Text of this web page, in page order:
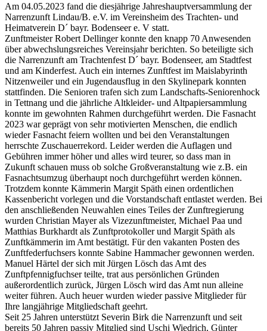
Am 04.05.2023 fand die diesjährige Jahreshauptversammlung der
Narrenzunft Lindau/B. e.V. im Vereinsheim des Trachten- und
Heimatverein D´ bayr. Bodenseer e. V statt.
Zunftmeister Robert Dellinger konnte den knapp 70 Anwesenden
über abwechslungsreiches Vereinsjahr berichten. So beteiligte sich
die Narrenzunft am Trachtenfest D´ bayr. Bodenseer, am Stadtfest
und am Kinderfest. Auch ein internes Zunftfest im Maislabyrinth
Nitzenweiler und ein Jugendausflug in den Skylinepark konnten
stattfinden. Die Senioren trafen sich zum Landschafts-Seniorenhock
in Tettnang und die jährliche Altkleider- und Altpapiersammlung
konnte im gewohnten Rahmen durchgeführt werden. Die Fasnacht
2023 war geprägt von sehr motivierten Menschen, die endlich
wieder Fasnacht feiern wollten und bei den Veranstaltungen
herrschte Zuschauerrekord. Leider werden die Auflagen und
Gebühren immer höher und alles wird teurer, so dass man in
Zukunft schauen muss ob solche Großveranstaltung wie z.B. ein
Fasnachtsumzug überhaupt noch durchgeführt werden können.
Trotzdem konnte Kämmerin Margit Späth einen ordentlichen
Kassenbericht vorlegen und die Vorstandschaft entlastet werden. Bei
den anschließenden Neuwahlen eines Teiles der Zunftregierung
wurden Christian Mayer als Vizezunftmeister, Michael Paa und
Matthias Burkhardt als Zunftprotokoller und Margit Späth als
Zunftkämmerin im Amt bestätigt. Für den vakanten Posten des
Zunftfederfuchsers konnte Sabine Hammacher gewonnen werden.
Manuel Härtel der sich mit Jürgen Lösch das Amt des
Zunftpfennigfuchser teilte, trat aus persönlichen Gründen
außerordentlich zurück, Jürgen Lösch wird das Amt nun alleine
weiter führen. Auch heuer wurden wieder passive Mitglieder für
Ihre langjährige Mitgliedschaft geehrt.
Seit 25 Jahren unterstützt Severin Birk die Narrenzunft und seit
bereits 50 Jahren passiv Mitglied sind Uschi Wiedrich, Günter